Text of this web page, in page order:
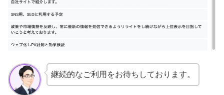
継続的なご利用をお待ちしております。